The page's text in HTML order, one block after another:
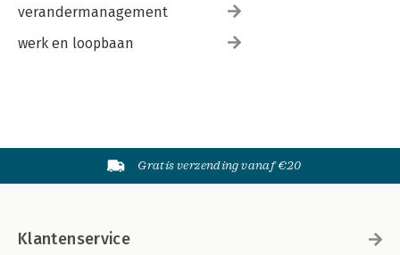
verandermanagement
werk en loopbaan
Gratis verzending vanaf €20
Klantenservice